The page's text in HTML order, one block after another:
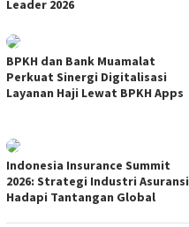
Leader 2026
BPKH dan Bank Muamalat
Perkuat Sinergi Digitalisasi
Layanan Haji Lewat BPKH Apps
Indonesia Insurance Summit
2026: Strategi Industri Asuransi
Hadapi Tantangan Global